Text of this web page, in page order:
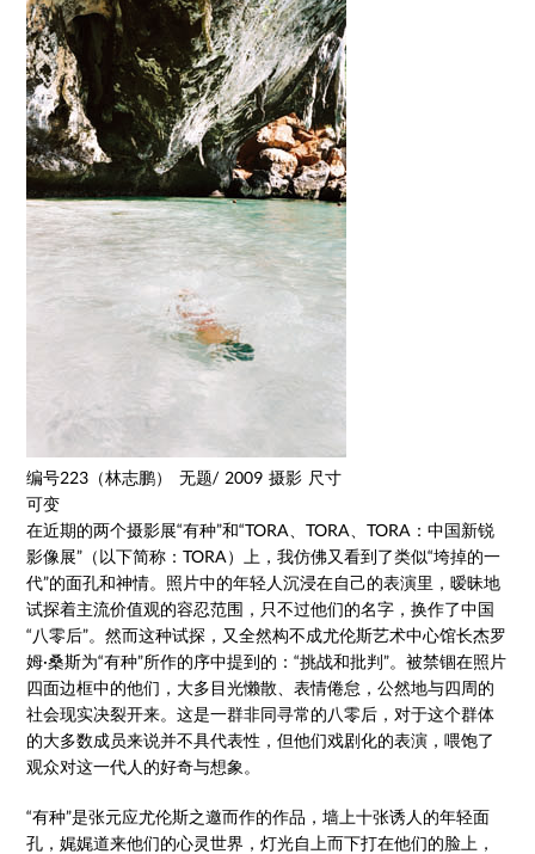
编号223（林志鹏） 无题/ 2009 摄影 尺寸
可变
在近期的两个摄影展“有种”和“TORA、TORA、TORA：中国新锐
影像展”（以下简称：TORA）上，我仿佛又看到了类似“垮掉的一
代”的面孔和神情。照片中的年轻人沉浸在自己的表演里，暧昧地
试探着主流价值观的容忍范围，只不过他们的名字，换作了中国
“八零后”。然而这种试探，又全然构不成尤伦斯艺术中心馆长杰罗
姆·桑斯为“有种”所作的序中提到的：“挑战和批判”。被禁锢在照片
四面边框中的他们，大多目光懒散、表情倦怠，公然地与四周的
社会现实决裂开来。这是一群非同寻常的八零后，对于这个群体
的大多数成员来说并不具代表性，但他们戏剧化的表演，喂饱了
观众对这一代人的好奇与想象。
“有种”是张元应尤伦斯之邀而作的作品，墙上十张诱人的年轻面
孔，娓娓道来他们的心灵世界，灯光自上而下打在他们的脸上，